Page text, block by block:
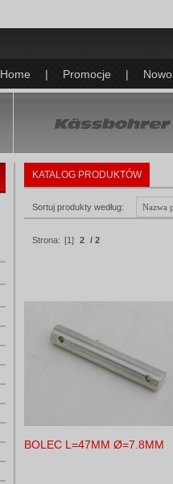
Home | Promocje |
KATALOG PRODUKTÓW
Sortuj produkty według:
Strona: [1] 2 / 2
BOLEC L=47MM Ø=7.8MM